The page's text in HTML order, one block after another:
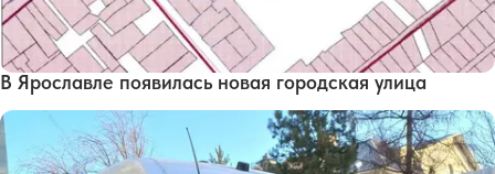
В Ярославле появилась новая городская улица